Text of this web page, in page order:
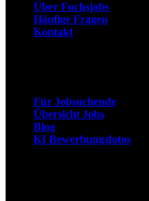
Über Fuchsjobs
Häufige Fragen
Kontakt
Für Jobsuchende
Übersicht Jobs
Blog
KI Bewerbungsfotos